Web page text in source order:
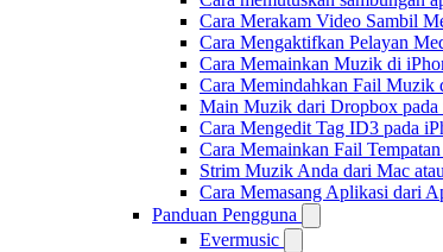
Cara Merakam Video Sambil
Cara Mengaktifkan Pelayan
Cara Memainkan Muzik di
Cara Memindahkan Fail Muzik
Main Muzik dari Dropbox
Cara Mengedit Tag ID3 pada
Cara Memainkan Fail
Strim Muzik Anda dari Mac
Cara Memasang Aplikasi dari
Panduan Pengguna
Evermusic